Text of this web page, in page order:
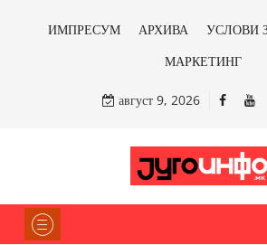
ИМПРЕСУМ АРХИВА
УСЛОВИ
МАРКЕТИНГ
август 9, 2026